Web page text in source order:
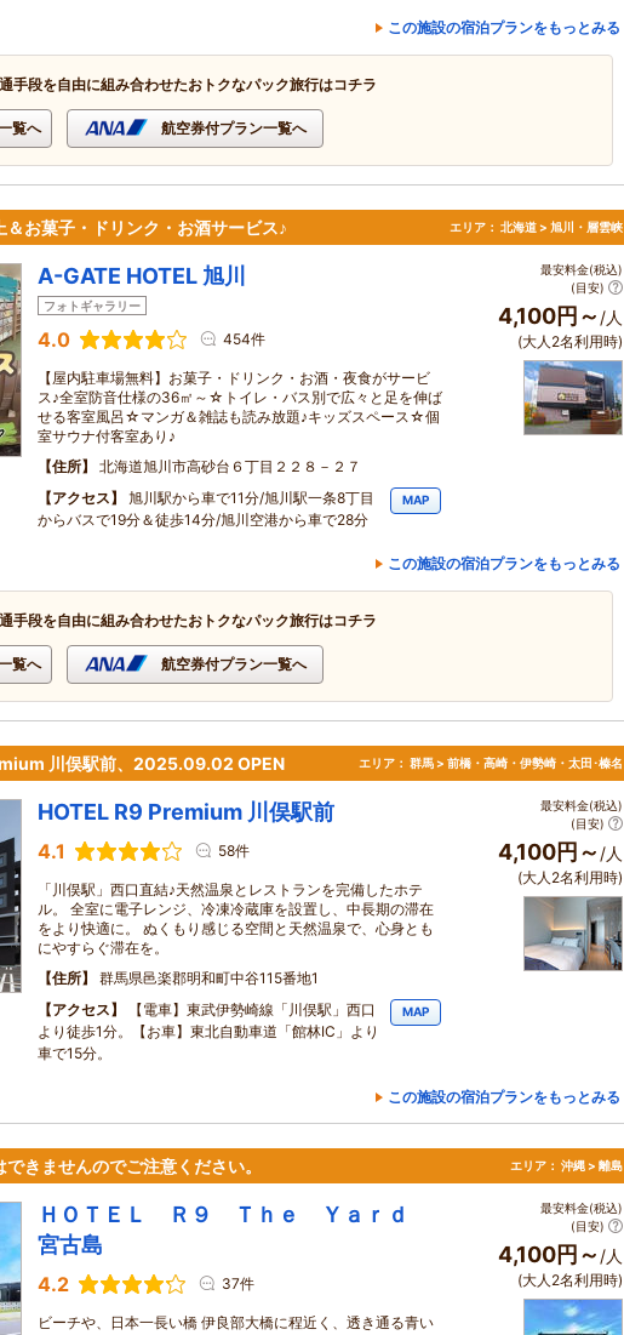
この施設の宿泊プランをもっとみる
手段を自由に組み合わせたおトクなパック旅行はコチラ
覧へ 航空券付プラン一覧へ
お菓子・ドリンク・お酒サービス♪ エリア： 北海道 > 旭川・層雲峡
A-GATE HOTEL 旭川
フォトギャラリー
4.0 454件
【屋内駐車場無料】お菓子・ドリンク・お酒・夜食がサービ
ス♪全室防音仕様の36㎡～☆トイレ・バス別で広々と足を伸ば
せる客室風呂☆マンガ＆雑誌も読み放題♪キッズスペース☆個
室サウナ付客室あり♪
住所
北海道旭川市高砂台６丁目２２８－２７
アクセス
旭川駅から車で11分/旭川駅一条8丁目
からバスで19分＆徒歩14分/旭川空港から車で28分
MAP
最安料金(税込)
(目安)
4,100円～ /人
(大人2名利用時)
この施設の宿泊プランをもっとみる
手段を自由に組み合わせたおトクなパック旅行はコチラ
覧へ 航空券付プラン一覧へ
川俣駅前、2025.09.02 OPEN エリア： 群馬 > 前橋・高崎・伊勢崎・太田･榛名
HOTEL R9 Premium 川俣駅前
4.1 58件
「川俣駅」西口直結♪天然温泉とレストランを完備したホテ
ル。 全室に電子レンジ、冷凍冷蔵庫を設置し、中長期の滞在
をより快適に。 ぬくもり感じる空間と天然温泉で、心身とも
にやすらぐ滞在を。
住所
群馬県邑楽郡明和町中谷115番地1
アクセス
【電車】東武伊勢崎線「川俣駅」西口
より徒歩1分。【お車】東北自動車道「館林IC」より
車で15分。
MAP
最安料金(税込)
(目安)
4,100円～ /人
(大人2名利用時)
この施設の宿泊プランをもっとみる
きませんのでご注意ください。 エリア： 沖縄 > 離島
ＨＯＴＥＬ Ｒ９ Ｔｈｅ Ｙａｒｄ
宮古島
4.2 37件
ビーチや、日本一長い橋 伊良部大橋に程近く、透き通る青い
最安料金(税込)
(目安)
4,100円～ /人
(大人2名利用時)